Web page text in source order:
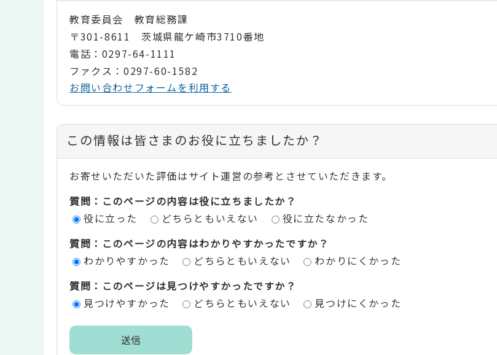
教育委員会 教育総務課
〒301-8611 茨城県龍ケ崎市3710番地
電話：0297-64-1111
ファクス：0297-60-1582
お問い合わせフォームを利用する
コ
ン
テ
ン
評
エ
この情報は皆さまのお役に立ちましたか？
お寄せいただいた評価はサイト運営の参考とさせていただきます。
質問：このページの内容は役に立ちましたか？
役に立った
どちらともいえない
役に立たなかった
質問：このページの内容はわかりやすかったですか？
わかりやすかった
どちらともいえない
わかりにくかった
質問：このページは見つけやすかったですか？
見つけやすかった
どちらともいえない 見つけにくかった